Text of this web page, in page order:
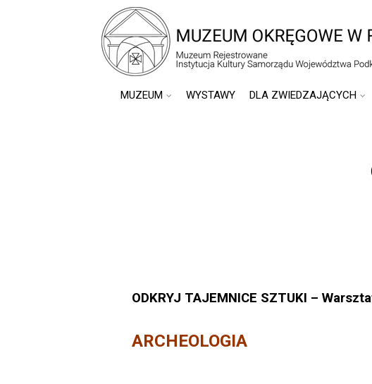
MUZEUM WYSTAWY DLA ZWIEDZAJĄCYCH
ODKRYJ TAJEMNICE SZTUKI –
ARCHEOLOGIA